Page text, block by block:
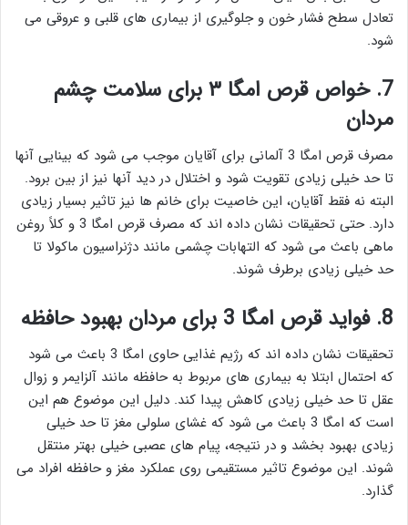
تعادل سطح فشار خون و جلوگیری از بیماری های قلبی و عروقی می
شود.
7. خواص قرص امگا ۳ برای سلامت چشم
مردان
مصرف قرص امگا 3 آلمانی برای آقایان موجب می شود که بینایی آنها
تا حد خیلی زیادی تقویت شود و اختلال در دید آنها نیز از بین برود.
البته نه فقط آقایان، این خاصیت برای خانم ها نیز تاثیر بسیار زیادی
دارد. حتی تحقیقات نشان داده اند که مصرف قرص امگا 3 و کلاً روغن
ماهی باعث می شود که التهابات چشمی مانند دژنراسیون ماکولا تا
حد خیلی زیادی برطرف شوند.
8. فواید قرص امگا 3 برای مردان بهبود حافظه
تحقیقات نشان داده اند که رژیم غذایی حاوی امگا 3 باعث می شود
که احتمال ابتلا به بیماری های مربوط به حافظه مانند آلزایمر و زوال
عقل تا حد خیلی زیادی کاهش پیدا کند. دلیل این موضوع هم این
است که امگا 3 باعث می شود که غشای سلولی مغز تا حد خیلی
زیادی بهبود بخشد و در نتیجه، پیام های عصبی خیلی بهتر منتقل
شوند. این موضوع تاثیر مستقیمی روی عملکرد مغز و حافظه افراد می
گذارد.